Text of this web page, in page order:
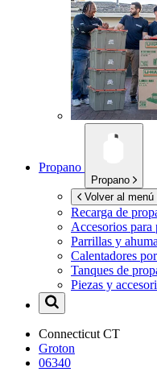
Propano
Propano
Volver al menú
Recarga de
Accesorios para
Parrillas y
Calentadores
Tanques de
Piezas y
Connecticut CT
Groton
06340